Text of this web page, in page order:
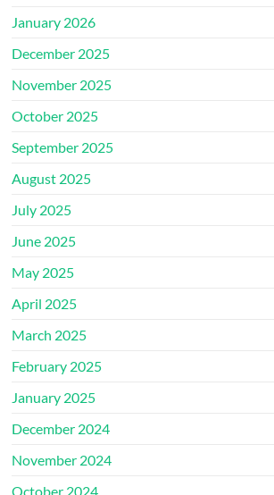
January 2026
December 2025
November 2025
October 2025
September 2025
August 2025
July 2025
June 2025
May 2025
April 2025
March 2025
February 2025
January 2025
December 2024
November 2024
October 2024